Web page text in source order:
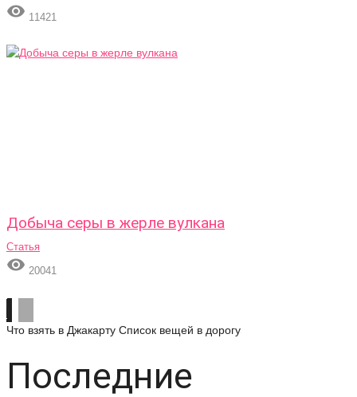
 11421
Добыча серы в жерле вулкана
Статья
 20041
Что взять в Джакарту Список вещей в дорогу
Последние